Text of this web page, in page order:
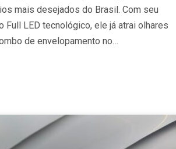
mais desejados do Brasil. Com seu
LED tecnológico, ele já atrai olhares
de envelopamento no…